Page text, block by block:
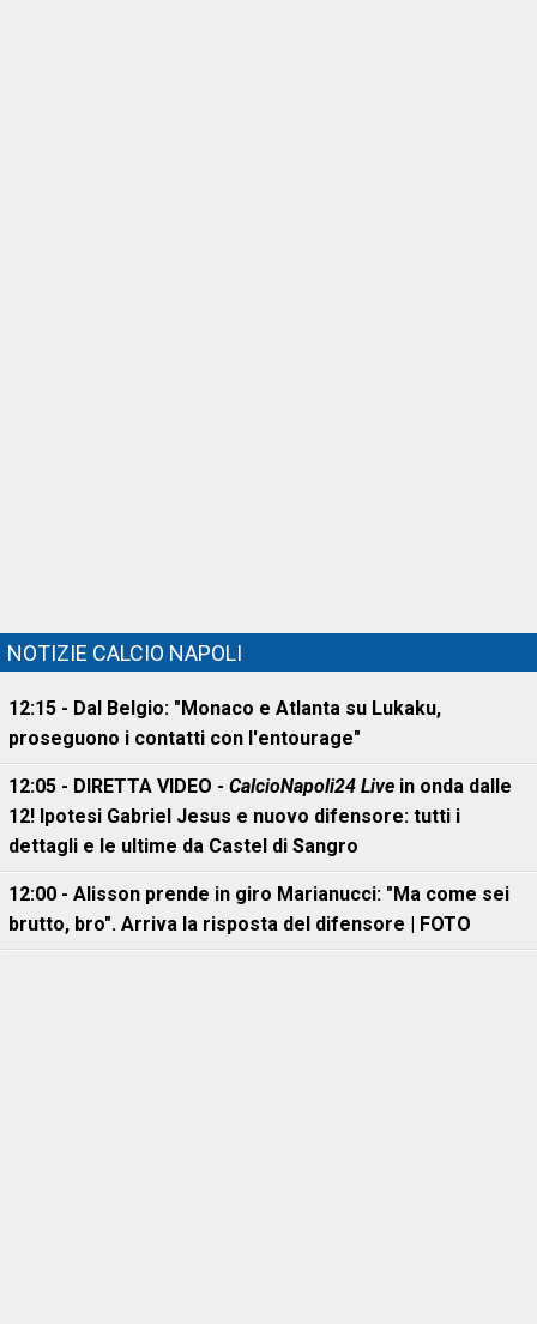
NOTIZIE CALCIO NAPOLI
12:15 - Dal Belgio: "Monaco e Atlanta su Lukaku,
proseguono i contatti con l'entourage"
12:05 - DIRETTA VIDEO - CalcioNapoli24 Live in onda dalle
12! Ipotesi Gabriel Jesus e nuovo difensore: tutti i
dettagli e le ultime da Castel di Sangro
12:00 - Alisson prende in giro Marianucci: "Ma come sei
brutto, bro". Arriva la risposta del difensore | FOTO